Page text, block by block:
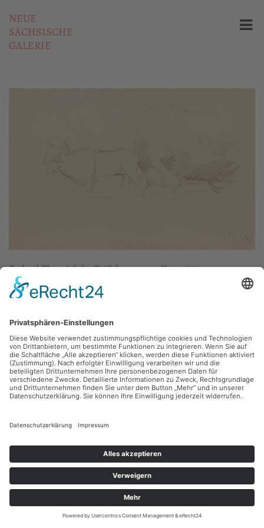
NEUE
SÄCHSISCHE
GALERIE
Gerhard Klampäckel,o.T. (Ochsengespann, Heuernte)
1947, Rötel, Inv.: B-08172
Sie haben Fragen?
Bitte schreiben Sie ansammlung@kunsthuette.de
Kontakt
Impressum
Facebook
Instagram